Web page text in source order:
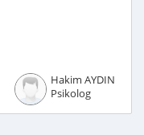
Hakim AYDIN
Psikolog